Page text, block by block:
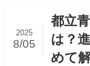
都立
は？
めて
2025
8/05